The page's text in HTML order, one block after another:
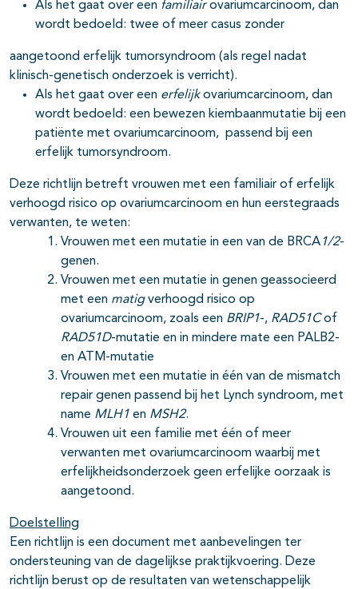
Als het gaat over een familiairovariumcarcinoom, dan
wordt bedoeld: twee of meer casus zonder
aangetoond erfelijk tumorsyndroom (als regel nadat
klinisch-genetisch onderzoek is verricht).
Als het gaat over een erfelijkovariumcarcinoom, dan
wordt bedoeld: een bewezen kiembaanmutatie bij een
patiënte met ovariumcarcinoom, passend bij een
erfelijk tumorsyndroom.
Deze richtlijn betreft vrouwen met een familiair of erfelijk
verhoogd risico op ovariumcarcinoom en hun eerstegraads
verwanten, te weten:
Vrouwen met een mutatie in een van de BRCA 1/2-
genen.
Vrouwen met een mutatie in genen geassocieerd
met een matigverhoogd risico op
ovariumcarcinoom, zoals een BRIP1-, RAD51Cof
RAD51D-mutatie en in mindere mate een PALB2-
en ATM-mutatie
Vrouwen met een mutatie in één van de mismatch
repair genen passend bij het Lynch syndroom, met
name MLH1 en MSH2.
Vrouwen uit een familie met één of meer
verwanten met ovariumcarcinoom waarbij met
erfelijkheidsonderzoek geen erfelijke oorzaak is
aangetoond.
Doelstelling
Een richtlijn is een document met aanbevelingen ter
ondersteuning van de dagelijkse praktijkvoering. Deze
richtlijn berust op de resultaten van wetenschappelijk